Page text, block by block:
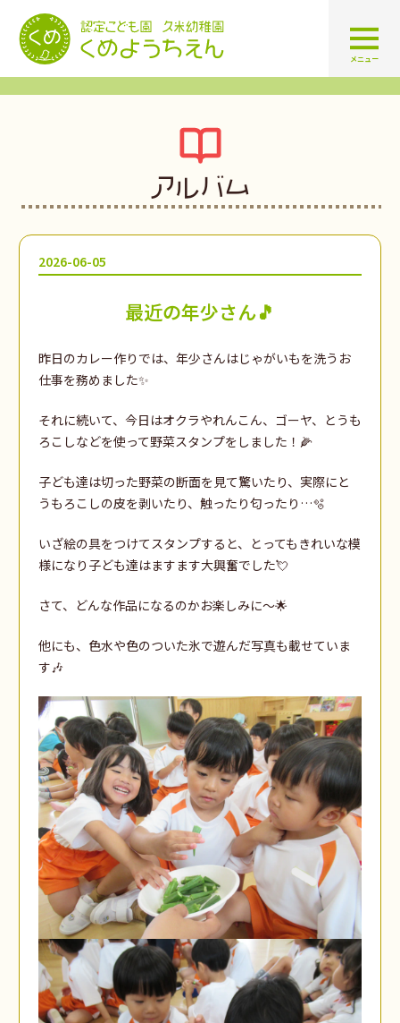
認定こども園 学校法人久米幼
メニュー
アルバム
2026-06-05
最近の年少さん🎵
昨日のカレー作りでは、年少さんはじゃがいもを洗うお
仕事を務めました✨
それに続いて、今日はオクラやれんこん、ゴーヤ、とうも
ろこしなどを使って野菜スタンプをしました！🌽
子ども達は切った野菜の断面を見て驚いたり、実際にと
うもろこしの皮を剥いたり、触ったり匂ったり…🫧
いざ絵の具をつけてスタンプすると、とってもきれいな模
様になり子ども達はますます大興奮でした💘
さて、どんな作品になるのかお楽しみに～🌟
他にも、色水や色のついた氷で遊んだ写真も載せていま
す🎶